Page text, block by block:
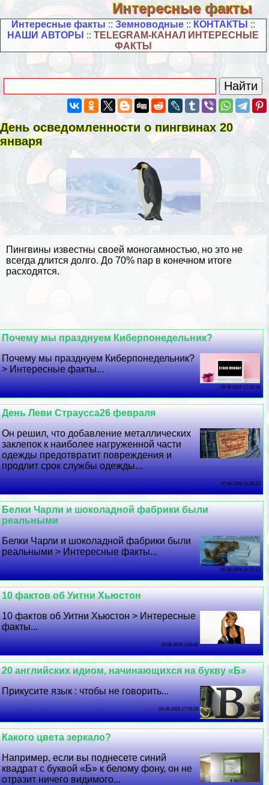
Интересные факты
Интересные факты :: Земноводные:: КОНТАКТЫ ::
НАШИ АВТОРЫ ::TELEGRAM-КАНАЛ ИНТЕРЕСНЫЕ
ФАКТЫ
День осведомленности о пингвинах 20
января
Пингвины известны своей моногамностью, но это не
всегда длится долго. До 70% пар в конечном итоге
расходятся.
Почему мы празднуем Киберпонедельник?
Почему мы празднуем Киберпонедельник?
> Интересные факты...
08 08 2026 17:52:34
День Леви Страусса26 февраля
Он решил, что добавление металлических
заклепок к наиболее нагруженной части
одежды предотвратит повреждения и
продлит срок службы одежды...
07 08 2026 16:35:37
Белки Чарли и шоколадной фабрики были
реальными
Белки Чарли и шоколадной фабрики были
реальными > Интересные факты...
06 08 2026 10:52:13
10 фактов об Уитни Хьюстон
10 фактов об Уитни Хьюстон > Интересные
факты...
05 08 2026 3:55:40
20 английских идиом, начинающихся на букву «Б»
Прикусите язык : чтобы не говорить...
04 08 2026 17:55:29
Какого цвета зеркало?
Например, если вы поднесете синий
квадрат с буквой «Б» к белому фону, он не
отразит ничего видимого...